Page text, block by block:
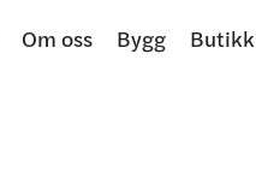
Om oss Bygg Butikk